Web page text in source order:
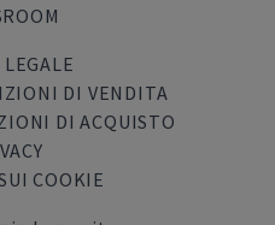
DI VENDITA
DI ACQUISTO
COOKIE